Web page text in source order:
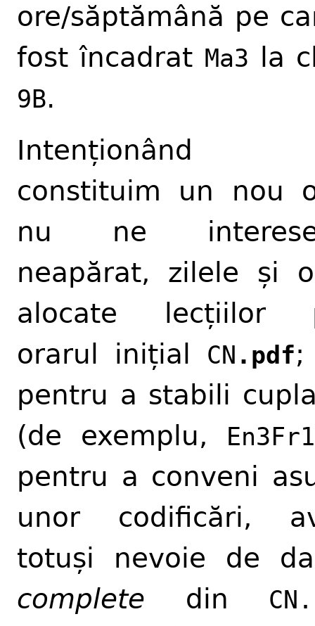
ore/săptămână pe
fost încadrat Ma3 la
9B.
Intenționând
constituim un nou
nu ne
neapărat, zilele și
alocate lecțiilor
orarul inițial
CN .pdf;
pentru a stabili
(de exemplu,
En3Fr1
pentru a conveni
unor codificări,
totuși nevoie de
complete din